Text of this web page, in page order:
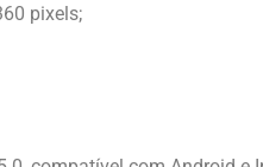
pixels;